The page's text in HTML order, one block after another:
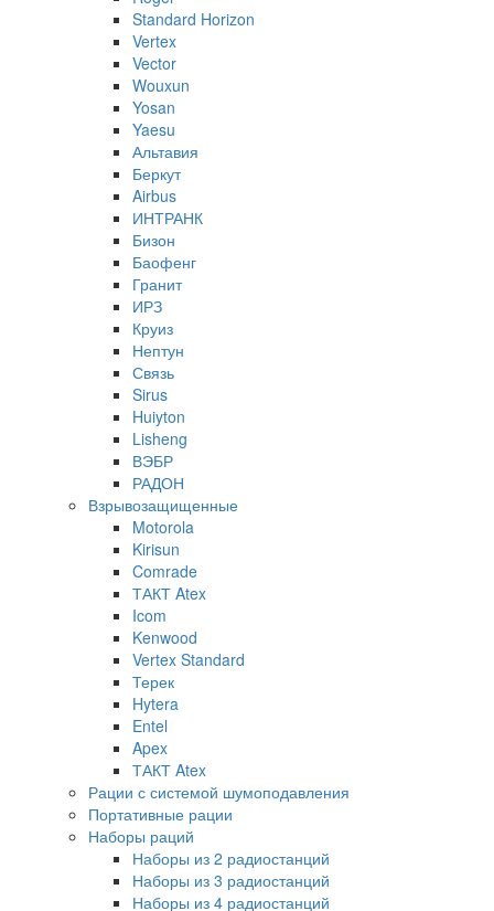
Standard Horizon
Vertex
Vector
Wouxun
Yosan
Yaesu
Альтавия
Беркут
Airbus
ИНТРАНК
Бизон
Баофенг
Гранит
ИРЗ
Круиз
Нептун
Связь
Sirus
Huiyton
Lisheng
ВЭБР
РАДОН
Взрывозащищенные
Motorola
Kirisun
Comrade
ТАКТ Atex
Icom
Kenwood
Vertex Standard
Терек
Hytera
Entel
Apex
ТАКТ Atex
Рации с системой шумоподавления
Портативные рации
Наборы раций
Наборы из 2 радиостанций
Наборы из 3 радиостанций
Наборы из 4 радиостанций